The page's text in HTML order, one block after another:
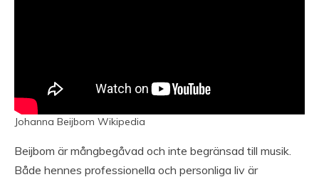
Johanna Beijbom Wikipedia
Beijbom är mångbegåvad och inte begränsad till musik.
Både hennes professionella och personliga liv är